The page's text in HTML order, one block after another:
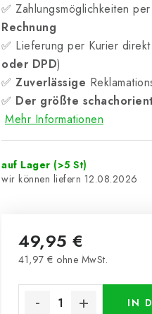
✅ Zahlungsmöglichkeiten per
Rechnung
✅ Lieferung per Kurier
oder DPD)
✅ Zuverlässige
✅ Der größte
Mehr Informationen
auf Lager (>5 St)
12.08.2026
49,95 €
41,97 € ohne MwSt.
IN